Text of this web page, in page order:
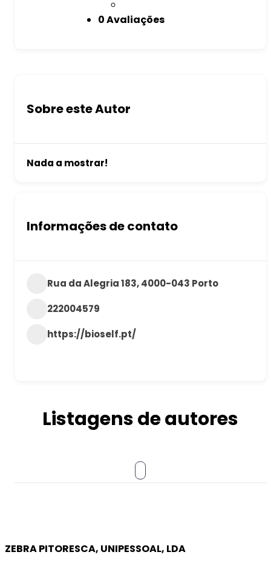
0 Avaliações
Sobre este Autor
Nada a mostrar!
Informações de contato
Rua da Alegria 183, 4000-043 Porto
222004579
https://bioself.pt/
Listagens de autores
ZEBRA PITORESCA, UNIPESSOAL, LDA